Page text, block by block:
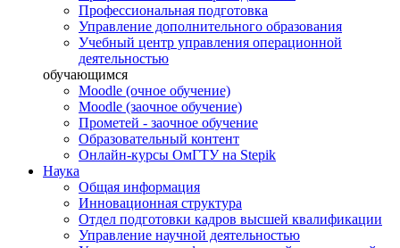
Профессиональная подготовка
Управление дополнительного образования
Учебный центр управления операционной
деятельностью
обучающимся
Moodle (очное обучение)
Moodle (заочное обучение)
Прометей - заочное обучение
Образовательный контент
Онлайн-курсы ОмГТУ на Stepik
Наука
Общая информация
Инновационная структура
Отдел подготовки кадров высшей квалификации
Управление научной деятельностью